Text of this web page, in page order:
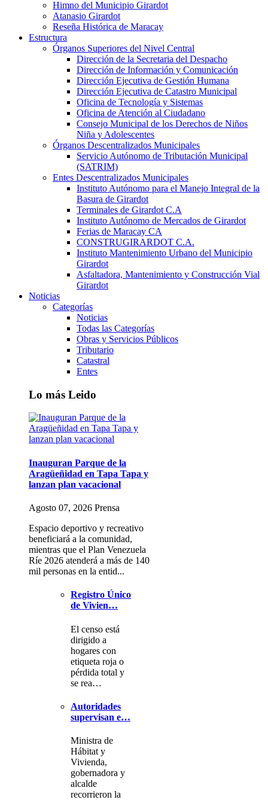
Himno del Municipio Girardot
Atanasio Girardot
Reseña Histórica de Maracay
Estructura
Órganos Superiores del Nivel Central
Dirección de la Secretaria del Despacho
Dirección de Información y Comunicación
Dirección Ejecutiva de Gestión Humana
Dirección Ejecutiva de Catastro Municipal
Oficina de Tecnología y Sistemas
Oficina de Atención al Ciudadano
Consejo Municipal de los Derechos de Niños
Niña y Adolescentes
Órganos Descentralizados Municipales
Servicio Autónomo de Tributación Municipal
(SATRIM)
Entes Descentralizados Municipales
Instituto Autónomo para el Manejo Integral de la
Basura de Girardot
Terminales de Girardot C.A
Instituto Autónomo de Mercados de Girardot
Ferias de Maracay CA
CONSTRUGIRARDOT C.A.
Instituto Mantenimiento Urbano del Municipio
Girardot
Asfaltadora, Mantenimiento y Construcción Vial
Girardot
Noticias
Categorías
Noticias
Todas las Categorías
Obras y Servicios Públicos
Tributario
Catastral
Entes
Lo más Leido
Inauguran Parque de la
Aragüeñidad en Tapa Tapa y
lanzan plan vacacional
Agosto 07, 2026 Prensa
Espacio deportivo y recreativo
beneficiará a la comunidad,
mientras que el Plan Venezuela
Ríe 2026 atenderá a más de 140
mil personas en la entid...
Registro Único
de Vivien…
El censo está
dirigido a
hogares con
etiqueta roja o
pérdida total y
se rea…
Autoridades
supervisan e…
Ministra de
Hábitat y
Vivienda,
gobernadora y
alcalde
recorrieron la